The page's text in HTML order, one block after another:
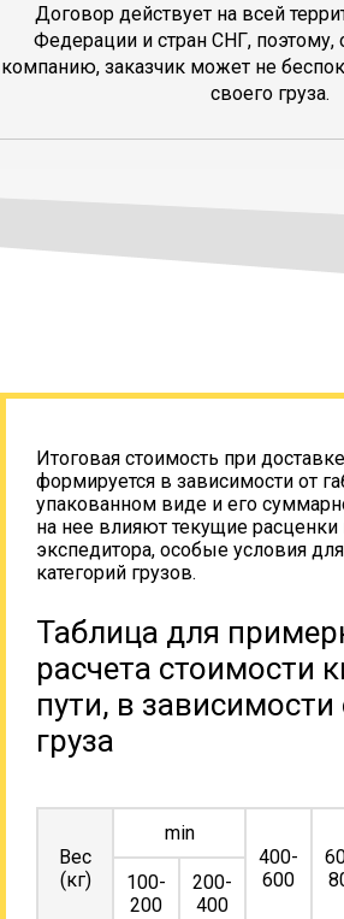
Договор действует на всей
Федерации и стран СНГ,
компанию, заказчик может не
своего груза.
Итоговая стоимость при
формируется в зависимости от
упакованном виде и его
на нее влияют текущие расценки
экспедитора, особые условия
категорий грузов.
Таблица для
расчета стоимости
пути, в зависимости
груза
Вес
(кг)
min
400-
600
100-
200
200-
400